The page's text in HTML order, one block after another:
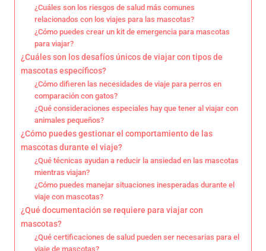
¿Cuáles son los riesgos de salud más comunes
relacionados con los viajes para las mascotas?
¿Cómo puedes crear un kit de emergencia para mascotas
para viajar?
¿Cuáles son los desafíos únicos de viajar con tipos de
mascotas específicos?
¿Cómo difieren las necesidades de viaje para perros en
comparación con gatos?
¿Qué consideraciones especiales hay que tener al viajar con
animales pequeños?
¿Cómo puedes gestionar el comportamiento de las
mascotas durante el viaje?
¿Qué técnicas ayudan a reducir la ansiedad en las mascotas
mientras viajan?
¿Cómo puedes manejar situaciones inesperadas durante el
viaje con mascotas?
¿Qué documentación se requiere para viajar con
mascotas?
¿Qué certificaciones de salud pueden ser necesarias para el
viaje de mascotas?